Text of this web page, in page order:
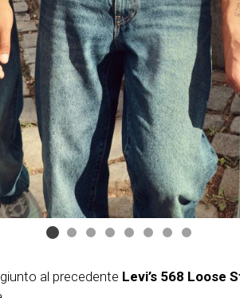
al precedente Levi’s 568 Loose